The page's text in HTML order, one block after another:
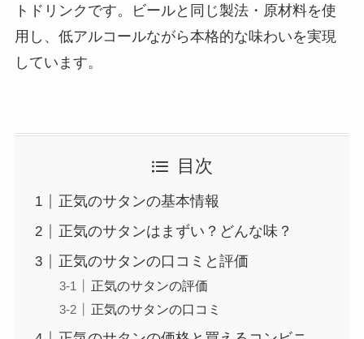
トドリンクです。ビールと同じ製法・原材料を使
用し、低アルコールながら本格的な味わいを実現
しています。
目次
正気のサタンの基本情報
正気のサタンはまずい？どんな味？
正気のサタンの口コミと評価
正気のサタンの評価
正気のサタンの口コミ